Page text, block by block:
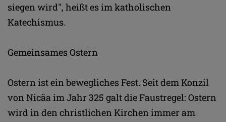
siegen wird", heißt es im katholischen
Katechismus.
Gemeinsames Ostern
Ostern ist ein bewegliches Fest. Seit dem Konzil
von Nicäa im Jahr 325 galt die Faustregel: Ostern
wird in den christlichen Kirchen immer am